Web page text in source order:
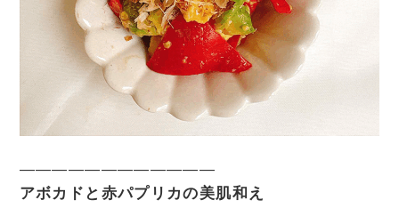
————————————
アボカドと赤パプリカの美肌和え